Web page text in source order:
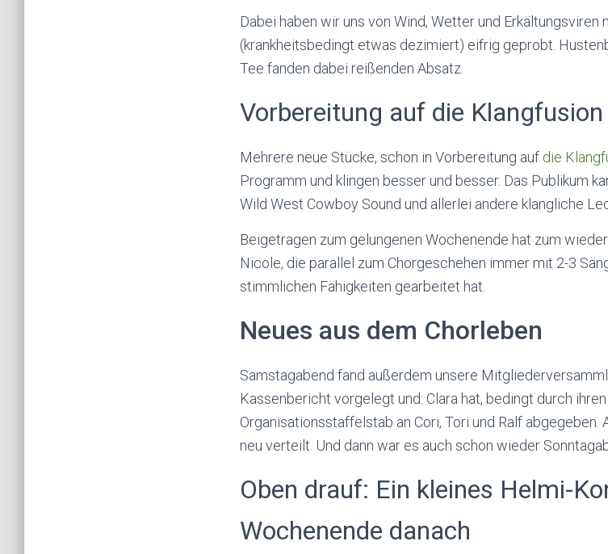
Dabei haben wir uns von Wind, Wetter und Erkältungsviren
(krankheitsbedingt etwas dezimiert) eifrig geprobt.
Tee fanden dabei reißenden Absatz.
Vorbereitung auf die Klangfusion
Mehrere neue Stücke, schon in Vorbereitung auf die
Programm und klingen besser und besser. Das Publikum
Wild West Cowboy Sound und allerlei andere klangliche
Beigetragen zum gelungenen Wochenende hat zum
Nicole, die parallel zum Chorgeschehen immer mit 2-3
stimmlichen Fähigkeiten gearbeitet hat.
Neues aus dem Chorleben
Samstagabend fand außerdem unsere
Kassenbericht vorgelegt und: Clara hat, bedingt durch
Organisationsstaffelstab an Cori, Tori und Ralf
neu verteilt. Und dann war es auch schon wieder
Oben drauf: Ein kleines Helmi-
Wochenende danach